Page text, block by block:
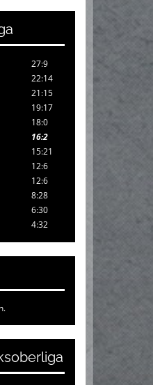
27:9
22:14
21:15
19:17
18:0
16:2
15:21
12:6
12:6
8:28
6:30
4:32